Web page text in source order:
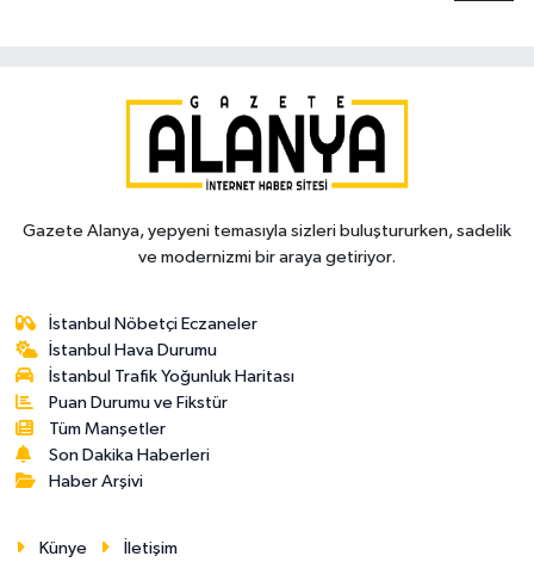
Gazete Alanya, yepyeni temasıyla sizleri buluştururken, sadelik
ve modernizmi bir araya getiriyor.
İstanbul Nöbetçi Eczaneler
İstanbul Hava Durumu
İstanbul Trafik Yoğunluk Haritası
Puan Durumu ve Fikstür
Tüm Manşetler
Son Dakika Haberleri
Haber Arşivi
Künye İletişim